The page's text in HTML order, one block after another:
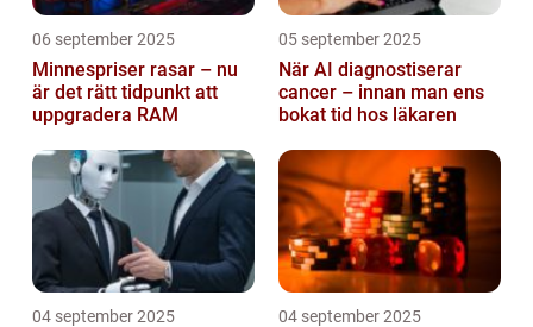
06 september 2025
Minnespriser rasar – nu
är det rätt tidpunkt att
uppgradera RAM
05 september 2025
När AI diagnostiserar
cancer – innan man ens
bokat tid hos läkaren
04 september 2025 04 september 2025